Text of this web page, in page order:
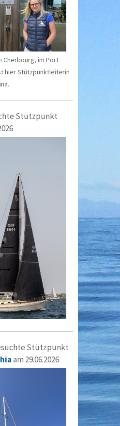
Cherbourg, im Port
hier Stützpunktleiterin
Stützpunkt
Stützpunkt
am 29.06.2026